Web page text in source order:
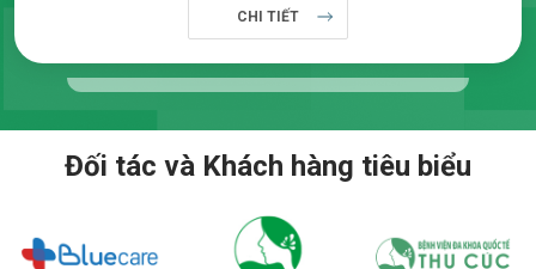
CHI TIẾT
Đối tác và Khách hàng tiêu biểu